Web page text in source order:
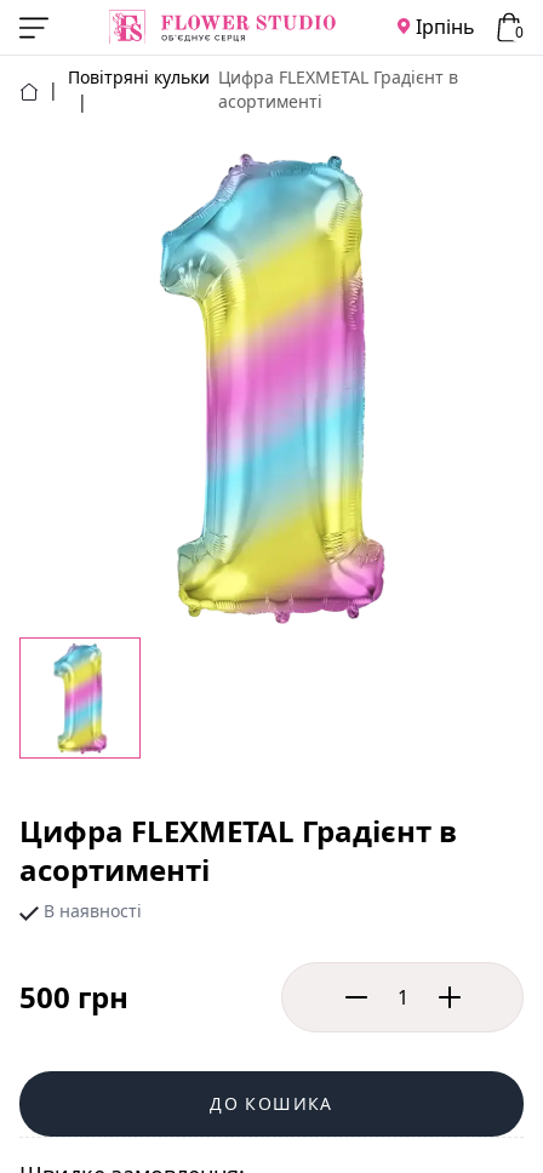
Ірпінь 0
|
Повітряні кульки
|
Цифра FLEXMETAL Градієнт в
асортименті
Цифра FLEXMETAL Градієнт в
асортименті
В наявності
500 грн
ДО КОШИКА